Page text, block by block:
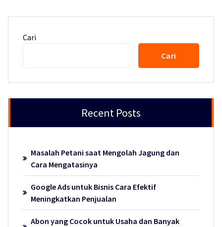
Cari
Cari
Recent Posts
Masalah Petani saat Mengolah Jagung dan
Cara Mengatasinya
Google Ads untuk Bisnis Cara Efektif
Meningkatkan Penjualan
Abon yang Cocok untuk Usaha dan Banyak